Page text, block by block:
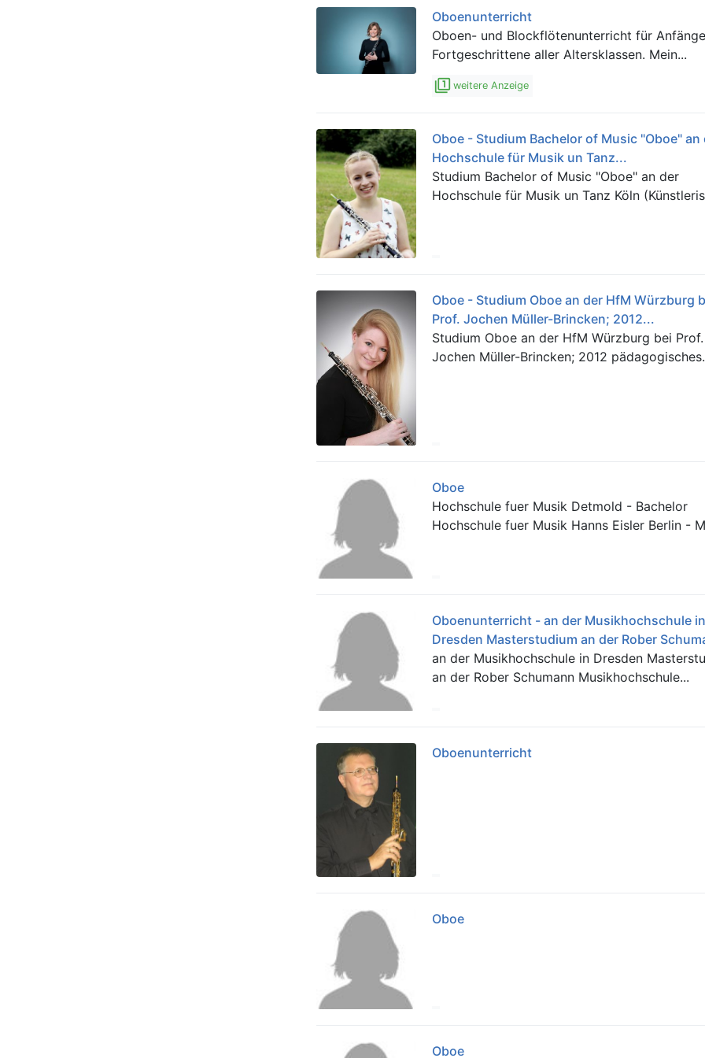
Oboenunterricht
Oboen- und Blockflötenunterricht für
Fortgeschrittene aller Altersklassen. Mein...
filter_1 weitere Anzeige
Oboe - Studium Bachelor of Music "Oboe" an
Hochschule für Musik un Tanz...
Studium Bachelor of Music "Oboe" an der
Hochschule für Musik un Tanz Köln
Oboe - Studium Oboe an der HfM Würzburg
Prof. Jochen Müller-Brincken; 2012...
Studium Oboe an der HfM Würzburg bei Prof.
Jochen Müller-Brincken; 2012
Oboe
Hochschule fuer Musik Detmold - Bachelor
Hochschule fuer Musik Hanns Eisler Berlin -
Oboenunterricht - an der Musikhochschule in
Dresden Masterstudium an der Rober
an der Musikhochschule in Dresden
an der Rober Schumann Musikhochschule...
Oboenunterricht
Oboe
Oboe